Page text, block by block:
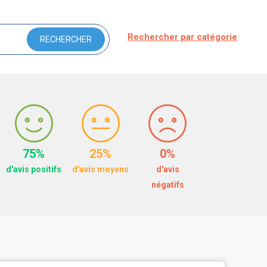
Rechercher par catégorie
75%
d'avis positifs
25%
d'avis moyens
0%
d'avis
négatifs